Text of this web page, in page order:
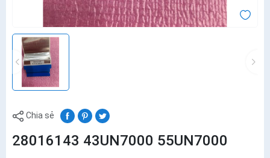
Chia sẻ
28016143 43UN7000 55UN7000